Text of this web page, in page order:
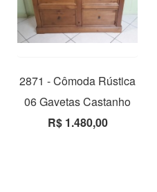
2871 - Cômoda Rústica
06 Gavetas Castanho
R$ 1.480,00